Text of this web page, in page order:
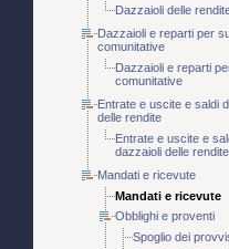
Dazzaioli delle
Dazzaioli e reparti per
comunitative
Dazzaioli e reparti
comunitative
Entrate e uscite e saldi
delle rendite
Entrate e uscite e
dazzaioli delle rendite
Mandati e ricevute
Mandati e ricevute
Obblighi e proventi
Spoglio dei